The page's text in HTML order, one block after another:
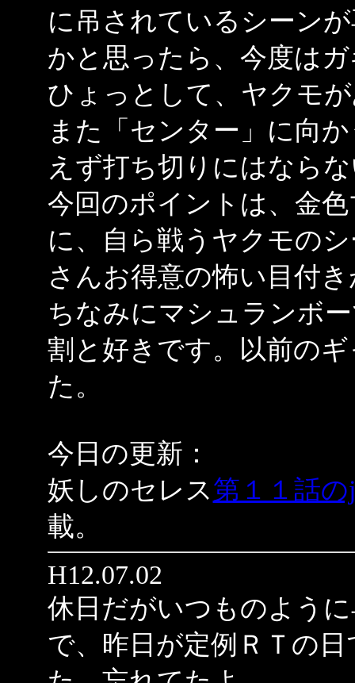
に吊されているシーン
かと思ったら、今度は
ひょっとして、ヤクモ
また「センター」に向
えず打ち切りにはなら
今回のポイントは、金
に、自ら戦うヤクモの
さんお得意の怖い目付
ちなみにマシュランボ
割と好きです。以前の
た。
今日の更新：
妖しのセレス第１１話の
載。
H12.07.02
休日だがいつものよう
で、昨日が定例ＲＴの